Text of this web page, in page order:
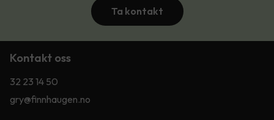
Ta kontakt
Kontakt oss
32 23 14 50
gry@finnhaugen.no